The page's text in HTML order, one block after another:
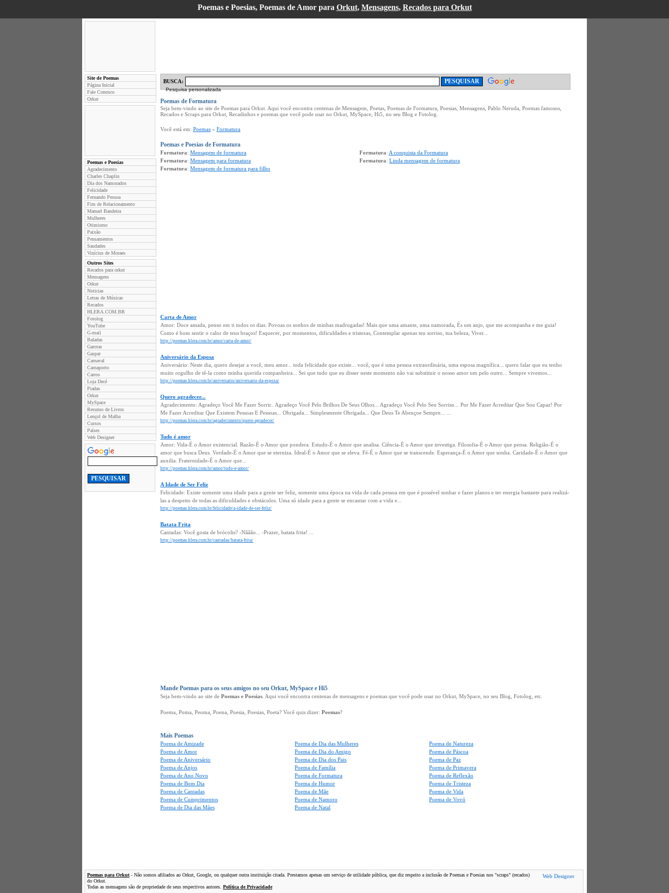
Poemas e Poesias, Poemas de Amor para Orkut, Mensagens, Recados para Orkut
Site de Poemas
Página Inicial
Fale Conosco
Orkut
Poemas e Poesias
Agradecimento
Charles Chaplin
Dia dos Namorados
Felicidade
Fernando Pessoa
Fim de Relacionamento
Manuel Bandeira
Mulheres
Otimismo
Paixão
Pensamentos
Saudades
Vinícius de Moraes
Outros Sites
Recados para orkut
Mensagens
Orkut
Noticias
Letras de Músicas
Recados
HLERA.COM.BR
Fotolog
YouTube
G-mail
Baladas
Garotas
Gaspar
Carnaval
Carnaporto
Carros
Loja Decé
Piadas
Orkut
MySpace
Resumo de Livros
Lençol de Malha
Cursos
Países
Web Designer
BUSCA:
Pesquisa personalizada
Poemas de Formatura
Seja bem-vindo ao site de Poemas para Orkut. Aqui você encontra centenas de Mensagem, Poetas, Poemas de Formatura, Poesias, Mensagens, Pablo Neruda, Poemas famosos,
Recados e Scraps para Orkut, Recadinhos e poemas que você pode usar no Orkut, MySpace, Hi5, no seu Blog e Fotolog.
Você está em: Poemas » Formatura
Poemas e Poesias de Formatura
Formatura: Mensagem de formatura
Formatura: Mensagem para formatura
Formatura: Mensagem de formatura para filho
Formatura: A conquista da Formatura
Formatura: Linda mensagem de formatura
Carta de Amor
Amor: Doce amada, penso em ti todos os dias. Povoas os sonhos de minhas madrugadas! Mais que uma amante, uma namorada, És um anjo, que me acompanha e me guia!
Como é bom sentir o calor de teus braços! Esquecer, por momentos, dificuldades e tristezas, Contemplar apenas teu sorriso, tua beleza, Viver...
http://poemas.hlera.com.br/amor/carta-de-amor/
Aniversário da Esposa
Aniversário: Neste dia, quero desejar a você, meu amor... toda felicidade que existe... você, que é uma pessoa extraordinária, uma esposa magnífica... quero falar que eu tenho
muito orgulho de tê-la como minha querida companheira... Sei que tudo que eu disser neste momento não vai substituir o nosso amor um pelo outro... Sempre vivemos...
http://poemas.hlera.com.br/aniversario/aniversario-da-esposa/
Quero agradecer...
Agradecimento: Agradeço Você Me Fazer Sorrir.. Agradeço Você Pelo Brilhos De Seus Olhos... Agradeço Você Pelo Seu Sorriso... Por Me Fazer Acreditar Que Sou Capaz! Por
Me Fazer Acreditar Que Existem Pessoas E Pessoas... Obrigada... Simplesmente Obrigada... Que Deus Te Abençoe Sempre... ...
http://poemas.hlera.com.br/agradecimento/quero-agradecer/
Tudo é amor
Amor: Vida-É o Amor existencial. Razão-É o Amor que pondera. Estudo-É o Amor que analisa. Ciência-É o Amor que investiga. Filosofia-É o Amor que pensa. Religião-É o
amor que busca Deus. Verdade-É o Amor que se eterniza. Ideal-É o Amor que se eleva. Fé-É o Amor que se transcende. Esperança-É o Amor que sonha. Caridade-É o Amor que
auxilia. Fraternidade-É o Amor que...
http://poemas.hlera.com.br/amor/tudo-e-amor/
A Idade de Ser Feliz
Felicidade: Existe somente uma idade para a gente ser feliz, somente uma época na vida de cada pessoa em que é possível sonhar e fazer planos e ter energia bastante para realizá-
las a despeito de todas as dificuldades e obstáculos. Uma só idade para a gente se encantar com a vida e...
http://poemas.hlera.com.br/felicidade/a-idade-de-ser-feliz/
Batata Frita
Cantadas: Você gosta de brócolis? -Nããão... -Prazer, batata frita! ...
http://poemas.hlera.com.br/cantadas/batata-frita/
Mande Poemas para os seus amigos no seu Orkut, MySpace e Hi5
Seja bem-vindo ao site de Poemas e Poesias . Aqui você encontra centenas de mensagens e poemas que você pode usar no Orkut, MySpace, no seu Blog, Fotolog, etc.
Poema, Poma, Peoma, Poena, Poesia, Poesias, Poeta? Você quis dizer: Poemas?
Mais Poemas
Poema de Amizade
Poema de Amor
Poema de Aniversário
Poema de Anjos
Poema de Ano Novo
Poema de Bom Dia
Poema de Cantadas
Poema de Cumprimentos
Poema de Dia das Mães
Poema de Dia das Mulheres
Poema de Dia do Amigo
Poema de Dia dos Pais
Poema de Família
Poema de Formatura
Poema de Humor
Poema de Mãe
Poema de Namoro
Poema de Natal
Poema de Natureza
Poema de Páscoa
Poema de Paz
Poema de Primavera
Poema de Reflexão
Poema de Tristeza
Poema de Vida
Poema de Vovó
Poemas para Orkut - Não somos afiliados ao Orkut, Google, ou qualquer outra instituição citada. Prestamos apenas um serviço de utilidade pública, que diz respeito a inclusão de Poemas e Poesias nos "scraps" (recados)
do Orkut.
Todas as mensagens são de propriedade de seus respectivos autores. Política de Privacidade